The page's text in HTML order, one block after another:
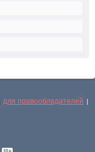
для правообладателей |